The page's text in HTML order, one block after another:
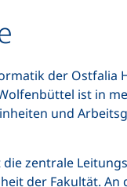
der Ostfalia
ist in
und
die zentrale
der Fakultät. An